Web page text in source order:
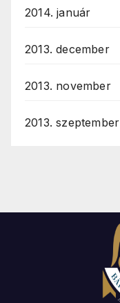
2014. január
2013. december
2013. november
2013. szeptember